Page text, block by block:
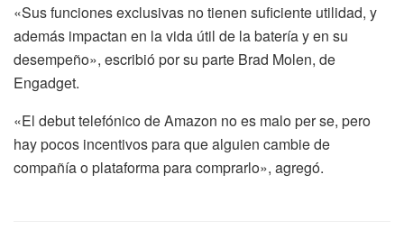
«Sus funciones exclusivas no tienen suficiente utilidad, y
además impactan en la vida útil de la batería y en su
desempeño», escribió por su parte Brad Molen, de
Engadget.
«El debut telefónico de Amazon no es malo per se, pero
hay pocos incentivos para que alguien cambie de
compañía o plataforma para comprarlo», agregó.